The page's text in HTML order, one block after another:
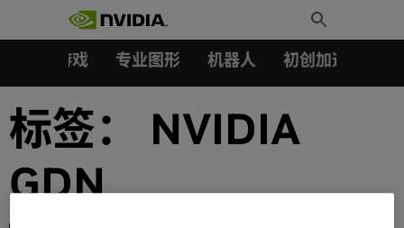
Toggle
Search
游戏 专业图形 机器人 初创加速会员成
标签： NVIDIA
GDN